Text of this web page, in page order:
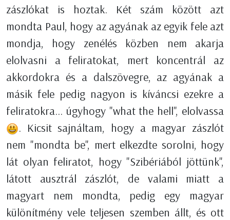
zászlókat is hoztak. Két szám között azt
mondta Paul, hogy az agyának az egyik fele azt
mondja, hogy zenélés közben nem akarja
elolvasni a feliratokat, mert koncentrál az
akkordokra és a dalszövegre, az agyának a
másik fele pedig nagyon is kíváncsi ezekre a
feliratokra... úgyhogy "what the hell", elolvassa
. Kicsit sajnáltam, hogy a magyar zászlót
nem "mondta be", mert elkezdte sorolni, hogy
lát olyan feliratot, hogy "Szibériából jöttünk",
látott ausztrál zászlót, de valami miatt a
magyart nem mondta, pedig egy magyar
különítmény vele teljesen szemben állt, és ott